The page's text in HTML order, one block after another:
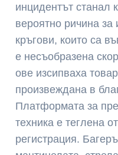
инцидентът станал
вероятно ричина за
кръгови, които са
е несъобразена
ове изсипваха
произвеждана в
Платформата за
техника е теглена
регистрация.